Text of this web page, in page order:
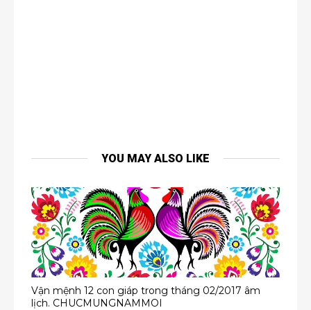
YOU MAY ALSO LIKE
Vận mệnh 12 con giáp trong tháng 02/2017 âm
lịch. CHUCMUNGNAMMOI